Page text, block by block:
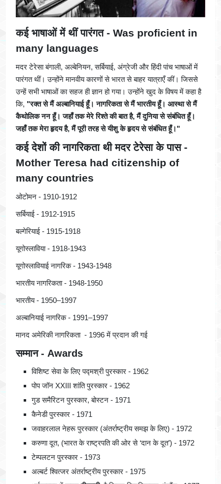
कई भाषाओं में थीं पारंगत - Was proficient in
many languages
मदर टेरेसा बंगाली, अल्बेनियन, सर्बियाई, अंग्रेजी और हिंदी पांच भाषाओं में
पारंगत थीं। उन्होंने मानवीय कारणों से भारत से बाहर यात्राएँ कीं। जिससे
उन्हें सभी भाषाओं का सहज ही ज्ञान हो गया। उन्होंने खुद के विषय में कहा है
कि, "रक्त से मैं अल्बानियाई हूँ। नागरिकता से मैं भारतीय हूँ। आस्था से मैं
कैथोलिक नन हूँ। जहाँ तक मेरे रिश्ते की बात है, मैं दुनिया से संबंधित हूँ।
जहाँ तक मेरा हृदय है, मैं पूरी तरह से यीशु के हृदय से संबंधित हूँ।"
कई देशों की नागरिकता थी मदर टेरेसा के पास -
Mother Teresa had citizenship of
many countries
ओटोमन - 1910-1912
सर्बियाई - 1912-1915
बल्गेरियाई - 1915-1918
यूगोस्लाविया - 1918-1943
यूगोस्लावियाई नागरिक - 1943-1948
भारतीय नागरिकता - 1948-1950
भारतीय - 1950–1997
अल्बानियाई नागरिक - 1991–1997
मानद अमेरिकी नागरिकता - 1996 में प्रदान की गई
सम्मान - Awards
विशिष्ट सेवा के लिए पद्मश्री पुरस्कार - 1962
पोप जॉन XXIII शांति पुरस्कार - 1962
गुड समैरिटन पुरस्कार, बोस्टन - 1971
कैनेडी पुरस्कार - 1971
जवाहरलाल नेहरू पुरस्कार (अंतर्राष्ट्रीय समझ के लिए) - 1972
करुणा दूत, (भारत के राष्ट्रपति की ओर से ‘दान के दूत’) - 1972
टेम्पलटन पुरस्कार - 1973
अल्बर्ट श्वित्जर अंतर्राष्ट्रीय पुरस्कार - 1975